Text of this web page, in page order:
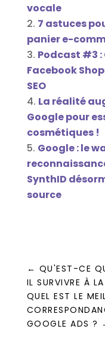
vocale
7 astuces
panier e-
Podcast #3
Facebook
SEO
La réalité
Google pour
cosmétiques !
Google : le
SynthID
source
← QU'EST-CE
IL SURVIVRE À
QUEL EST LE
GOOGLE ADS ?